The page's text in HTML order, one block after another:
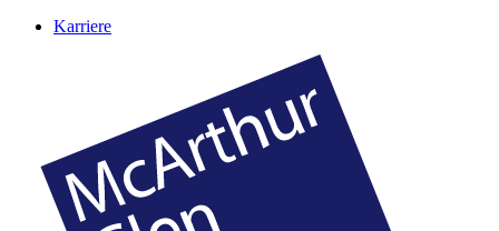
Karriere